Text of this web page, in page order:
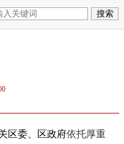
区委、区政府依托厚重